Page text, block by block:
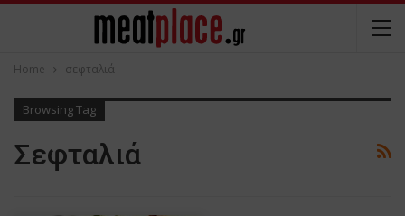
Home σεφταλιά
Browsing Tag
Σεφταλιά